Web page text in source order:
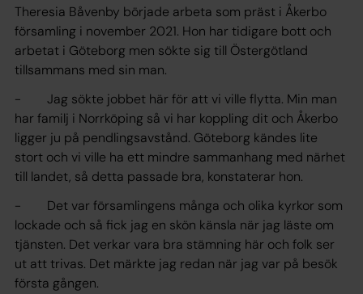
Theresia Båvenby började arbeta som präst i Åkerbo
församling i november 2021. Hon har tidigare bott och
arbetat i Göteborg men sökte sig till Östergötland
tillsammans med sin man.
- Jag sökte jobbet här för att vi ville flytta. Min man
har familj i Norrköping så vi har koppling dit och Åkerbo
ligger ju på pendlingsavstånd. Göteborg kändes lite
stort och vi ville ha ett mindre sammanhang med närhet
till landet, så detta passade bra, konstaterar hon.
- Det var församlingens många och olika kyrkor som
lockade och så fick jag en skön känsla när jag läste om
tjänsten. Det verkar vara bra stämning här och folk ser
ut att trivas. Det märkte jag redan när jag var på besök
första gången.